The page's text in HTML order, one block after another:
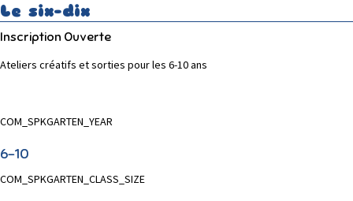
Le six-dix
Inscription Ouverte
Ateliers créatifs et sorties pour les 6-10 ans
COM_SPKGARTEN_YEAR
6-10
COM_SPKGARTEN_CLASS_SIZE